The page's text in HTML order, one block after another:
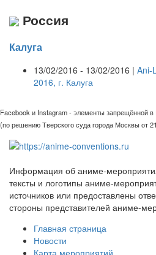
Россия
Калуга
13/02/2016 - 13/02/2016 | Ani-
2016, г. Калуга
Facebook и Instagram - элементы запрещённой в
(по решению Тверского суда города Москвы от
Информация об аниме-
тексты и логотипы аниме-
источников или предоставлены
стороны представителей аниме-
Главная страница
Новости